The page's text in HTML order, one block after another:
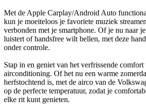
Met de Apple Carplay/Android Auto
kun je moeiteloos je favoriete muziek
verbonden met je smartphone. Of je nu naar
luistert of handsfree wilt bellen, met deze
onder controle.
Stap in en geniet van het verfrissende comfort
airconditioning. Of het nu een warme
herfstochtend is, met de airco van de
op de perfecte temperatuur, zodat je
elke rit kunt genieten.